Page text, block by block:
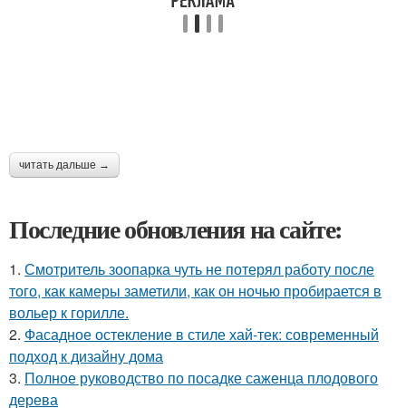
читать дальше →
Последние обновления на сайте:
1. Смотритель зоопарка чуть не потерял работу после
того, как камеры заметили, как он ночью пробирается в
вольер к горилле.
2. Фасадное остекление в стиле хай-тек: современный
подход к дизайну дома
3. Полное руководство по посадке саженца плодового
дерева